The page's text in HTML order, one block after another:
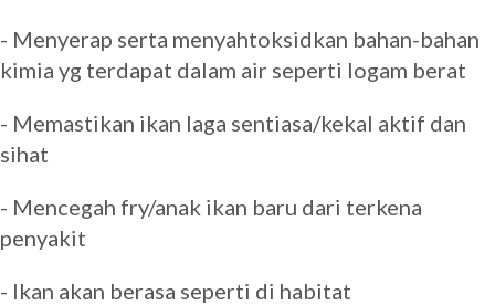
- Menyerap serta menyahtoksidkan bahan-bahan
kimia yg terdapat dalam air seperti logam berat
- Memastikan ikan laga sentiasa/kekal aktif dan
sihat
- Mencegah fry/anak ikan baru dari terkena
penyakit
- Ikan akan berasa seperti di habitat